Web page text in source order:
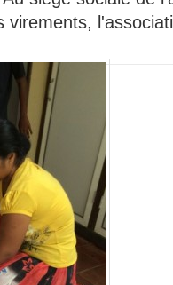
virements,